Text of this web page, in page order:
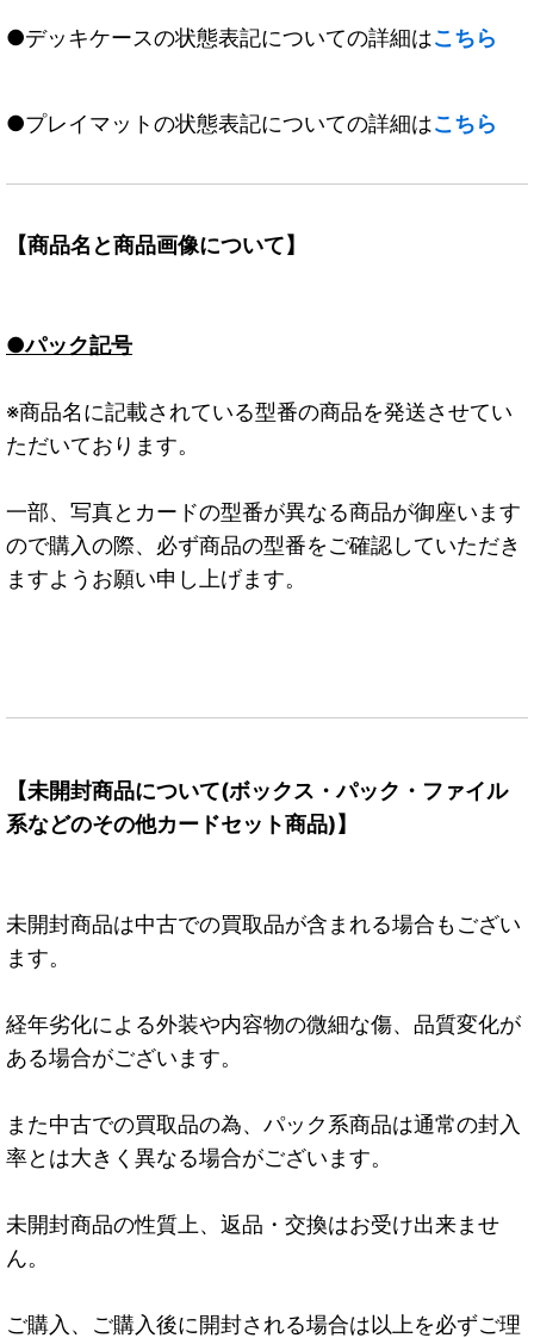
●デッキケースの状態表記についての詳細はこちら
●プレイマットの状態表記についての詳細はこちら
【商品名と商品画像について】
●パック記号
※商品名に記載されている型番の商品を発送させてい
ただいております。
一部、写真とカードの型番が異なる商品が御座います
ので購入の際、必ず商品の型番をご確認していただき
ますようお願い申し上げます。
【未開封商品について(ボックス・パック・ファイル
系などのその他カードセット商品)】
未開封商品は中古での買取品が含まれる場合もござい
ます。
経年劣化による外装や内容物の微細な傷、品質変化が
ある場合がございます。
また中古での買取品の為、パック系商品は通常の封入
率とは大きく異なる場合がございます。
未開封商品の性質上、返品・交換はお受け出来ませ
ん。
ご購入、ご購入後に開封される場合は以上を必ずご理